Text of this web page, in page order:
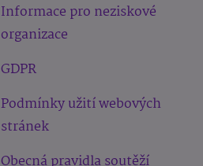
Informace pro neziskové
organizace
GDPR
Podmínky užití webových
stránek
Obecná pravidla soutěží